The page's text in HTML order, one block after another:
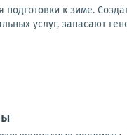
к зиме.
услуг, запасают